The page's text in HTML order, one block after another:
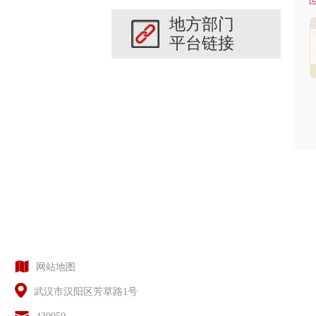
地方部门
平台链接
网站地图
武汉市汉阳区芳草路1号